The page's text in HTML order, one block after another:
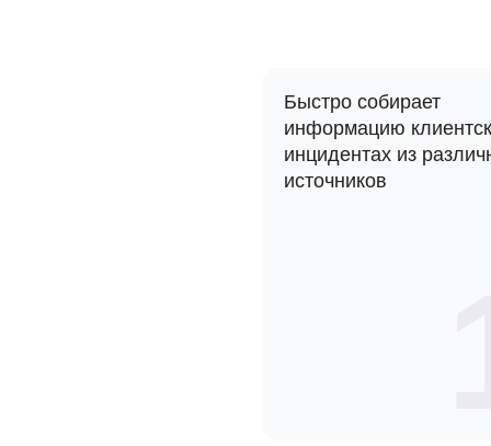
Быстро собирает
информацию
инцидентах из
источников